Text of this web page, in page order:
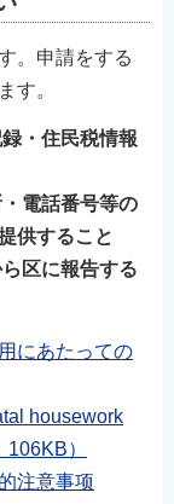
。申請をする
す。
・住民税情報
電話番号等の
供すること
区に報告する
にあたっての
housework
）
注意事项